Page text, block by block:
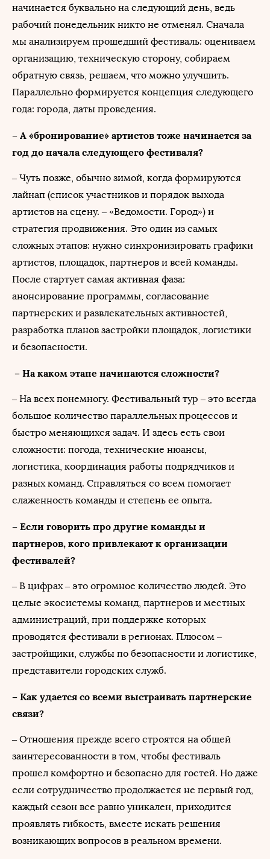
начинается буквально на следующий день, ведь
рабочий понедельник никто не отменял. Сначала
мы анализируем прошедший фестиваль: оцениваем
организацию, техническую сторону, собираем
обратную связь, решаем, что можно улучшить.
Параллельно формируется концепция следующего
года: города, даты проведения.
– А «бронирование» артистов тоже начинается за
год до начала следующего фестиваля?
– Чуть позже, обычно зимой, когда формируются
лайнап (список участников и порядок выхода
артистов на сцену. – «Ведомости. Город») и
стратегия продвижения. Это один из самых
сложных этапов: нужно синхронизировать графики
артистов, площадок, партнеров и всей команды.
После стартует самая активная фаза:
анонсирование программы, согласование
партнерских и развлекательных активностей,
разработка планов застройки площадок, логистики
и безопасности.
– На каком этапе начинаются сложности?
– На всех понемногу. Фестивальный тур – это всегда
большое количество параллельных процессов и
быстро меняющихся задач. И здесь есть свои
сложности: погода, технические нюансы,
логистика, координация работы подрядчиков и
разных команд. Справляться со всем помогает
слаженность команды и степень ее опыта.
– Если говорить про другие команды и
партнеров, кого привлекают к организации
фестивалей?
– В цифрах – это огромное количество людей. Это
целые экосистемы команд, партнеров и местных
администраций, при поддержке которых
проводятся фестивали в регионах. Плюсом –
застройщики, службы по безопасности и логистике,
представители городских служб.
– Как удается со всеми выстраивать партнерские
связи?
– Отношения прежде всего строятся на общей
заинтересованности в том, чтобы фестиваль
прошел комфортно и безопасно для гостей. Но даже
если сотрудничество продолжается не первый год,
каждый сезон все равно уникален, приходится
проявлять гибкость, вместе искать решения
возникающих вопросов в реальном времени.